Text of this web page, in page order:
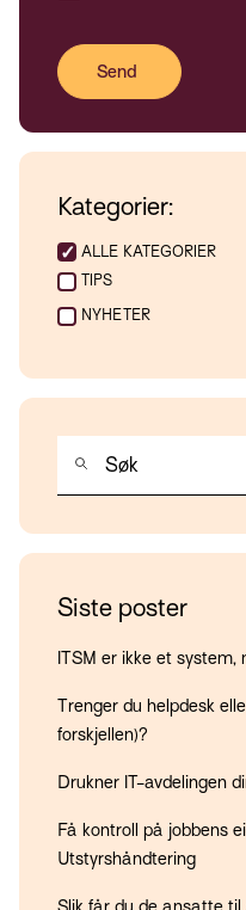
Kategorier:
ALLE KATEGORIER
TIPS
NYHETER
Siste poster
ITSM er ikke et
Trenger du helpdesk
forskjellen)?
Drukner IT-avdelingen
Få kontroll på jobbens
Utstyrshåndtering